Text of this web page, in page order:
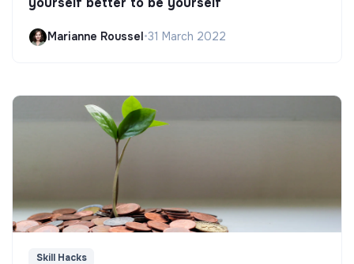
Marianne Roussel•31 March 2022
Skill Hacks